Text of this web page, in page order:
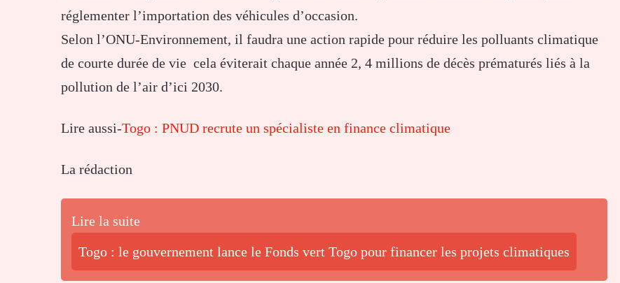
réglementer l’importation des véhicules d’occasion.
Selon l’ONU-Environnement, il faudra une action rapide pour réduire les polluants climatique
de courte durée de vie cela éviterait chaque année 2, 4 millions de décès prématurés liés à la
pollution de l’air d’ici 2030.
Lire aussi-Togo : PNUD recrute un spécialiste en finance climatique
La rédaction
Lire la suite
Togo : le gouvernement lance le Fonds vert Togo pour financer les projets climatiques